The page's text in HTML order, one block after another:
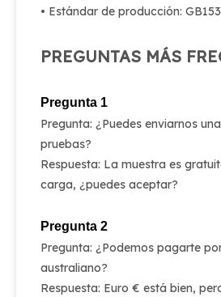
• Estándar de producción:
PREGUNTAS MÁS
Pregunta 1
Pregunta: ¿Puedes enviarnos
pruebas?
Respuesta: La muestra es
carga, ¿puedes aceptar?
Pregunta 2
Pregunta: ¿Podemos pagarte
australiano?
Respuesta: Euro € está bien,